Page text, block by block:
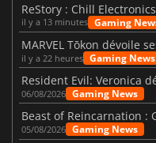
il y a 13 minutes Gaming
il y a 22 heures Gaming News
06/08/2026 Gaming News
05/08/2026 Gaming News